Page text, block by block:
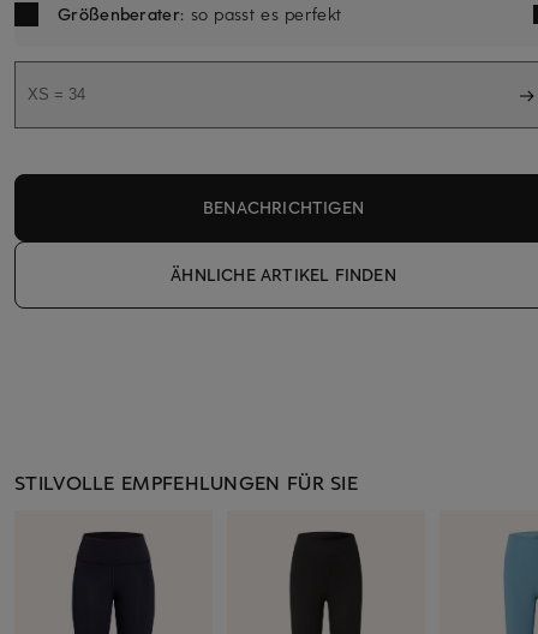
Größenberater: so passt es perfekt
XS = 34
BENACHRICHTIGEN
ÄHNLICHE ARTIKEL FINDEN
STILVOLLE EMPFEHLUNGEN FÜR SIE